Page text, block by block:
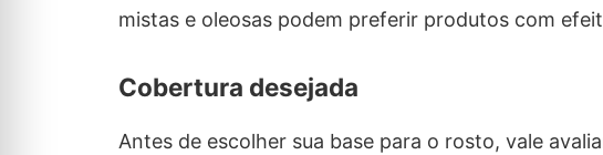
mistas e oleosas podem preferir produtos com
Cobertura desejada
Antes de escolher sua base para o rosto, vale